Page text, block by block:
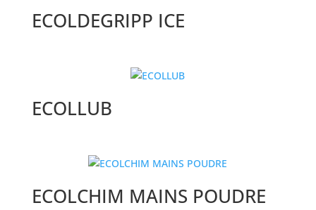
ECOLDEGRIPP ICE
ECOLLUB
ECOLCHIM MAINS POUDRE